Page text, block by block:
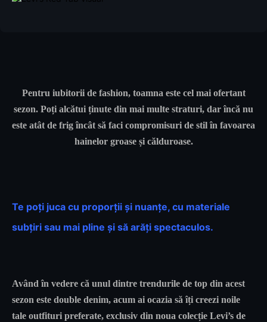
Pentru iubitorii de fashion, toamna este cel mai ofertant
sezon. Poți alcătui ținute din mai multe straturi, dar încă nu
este atât de frig încât să faci compromisuri de stil în favoarea
hainelor groase și călduroase.
Te poți juca cu proporții și nuanțe, cu materiale
subțiri sau mai pline și să arăți spectaculos.
Având în vedere că unul dintre trendurile de top din acest
sezon este double denim, acum ai ocazia să îți creezi noile
tale outfituri preferate, exclusiv din noua colecție Levi’s de